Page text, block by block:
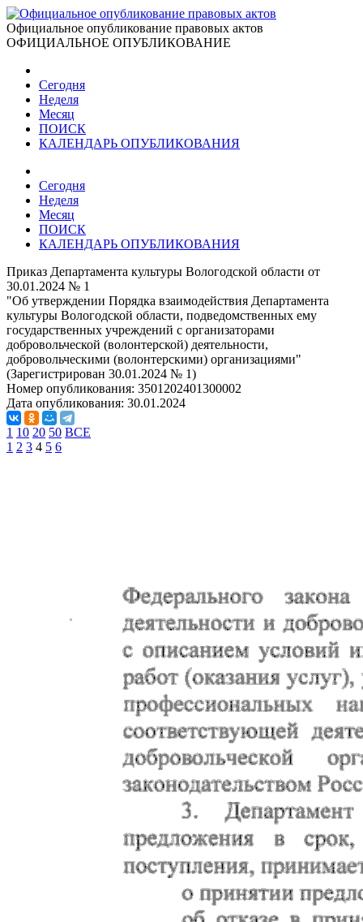
Официальное опубликование правовых актов
ОФИЦИАЛЬНОЕ ОПУБЛИКОВАНИЕ
Сегодня
Неделя
Месяц
ПОИСК
КАЛЕНДАРЬ ОПУБЛИКОВАНИЯ
Сегодня
Неделя
Месяц
ПОИСК
КАЛЕНДАРЬ ОПУБЛИКОВАНИЯ
Приказ Департамента культуры Вологодской области от
30.01.2024 № 1
"Об утверждении Порядка взаимодействия Департамента
культуры Вологодской области, подведомственных ему
государственных учреждений с организаторами
добровольческой (волонтерской) деятельности,
добровольческими (волонтерскими) организациями"
(Зарегистрирован 30.01.2024 № 1)
Номер опубликования: 3501202401300002
Дата опубликования: 30.01.2024
1 10 20 50 ВСЕ
1 2 3 4 5 6